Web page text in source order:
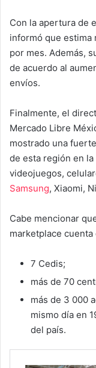
Con la apertura de
informó que estima
por mes. Además,
de acuerdo al
envíos.
Finalmente, el
Mercado Libre
mostrado una
de esta región en
videojuegos,
Samsung, Xiaomi,
Cabe mencionar
marketplace cuenta
7 Cedis;
más de 70
más de 3 000
mismo día en
del país.